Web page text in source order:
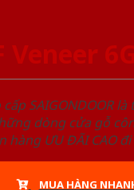
SAIGONDOOR
dòng cửa gỗ
hàng ƯU ĐÃI CAO
MUA HÀNG